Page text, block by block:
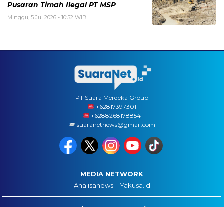
Pusaran Timah Ilegal PT MSP
Minggu, 5 Jul 2026 - 10:52 WIB
PT Suara Merdeka Group
‪+62817397301
+6288268178854
suaranetnews@gmail.com
MEDIA NETWORK
Analisanews
Yakusa.id